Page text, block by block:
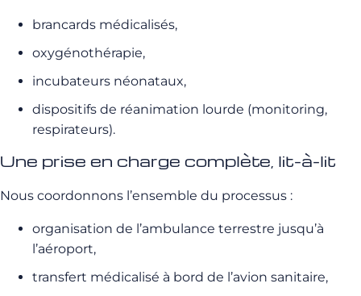
brancards médicalisés,
oxygénothérapie,
incubateurs néonataux,
dispositifs de réanimation lourde (monitoring,
respirateurs).
Une prise en charge complète, lit-à-lit
Nous coordonnons l’ensemble du processus :
organisation de l’ambulance terrestre jusqu’à
l’aéroport,
transfert médicalisé à bord de l’avion sanitaire,